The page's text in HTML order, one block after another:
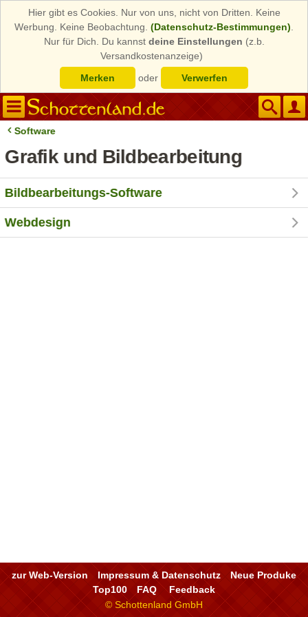
Hier gibt es Cookies. Nur von uns, nicht von Dritten. Keine
Werbung. Keine Beobachtung. (Datenschutz-Bestimmungen)
Nur für Dich. Du kannst deine Einstellungen (z.b.
Versandkostenanzeige)
Merken
oder Verwerfen
Software
Grafik und Bildbearbeitung
Bildbearbeitungs-Software
Webdesign
zur Web-Version Impressum & Datenschutz
Neue Produke
Top100
FAQ
Feedback
© Schottenland GmbH